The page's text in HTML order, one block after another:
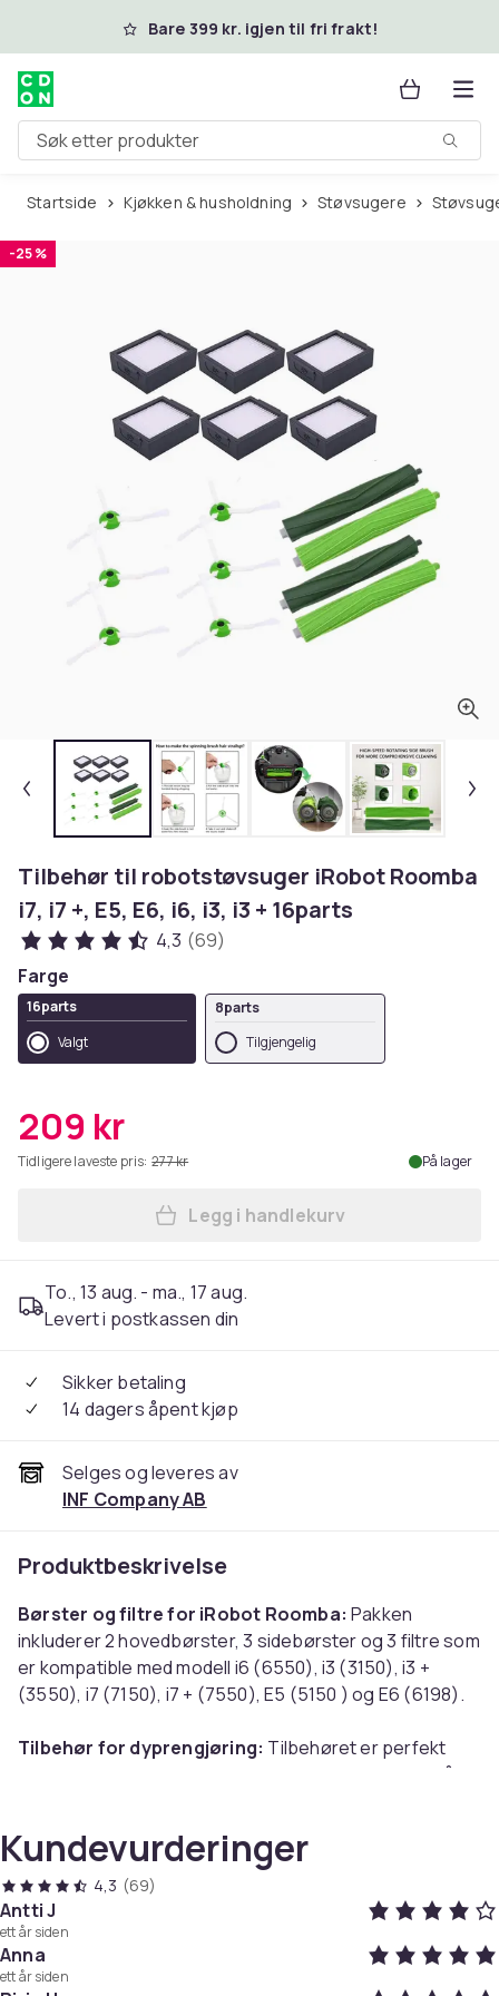
Hopp til hovedinnholdBare 399 kr. igjen til fri frakt!
Søk etter produkter
Startside Kjøkken & husholdning Støvsugere
-25 %
Tilbehør til robotstøvsuger iRobot Roomba
i7, i7 +, E5, E6, i6, i3, i3 + 16parts
4,3 (69)
Farge
16parts
Valgt
8parts
Tilgjengelig
209 kr
Tidligere laveste pris: 277 kr På lager
Legg Tilbehør til
Legg i handlekurv
To., 13 aug. - ma., 17 aug.
Levert i postkassen din
Sikker betaling
14 dagers åpent kjøp
Selges og leveres av
INF Company AB
Produktbeskrivelse
Børster og filtre for iRobot Roomba: Pakken
inkluderer 2 hovedbørster, 3 sidebørster og 3 filtre som
er kompatible med modell i6 (6550), i3 (3150), i3 +
(3550), i7 (7150), i7 + (7550), E5 (5150 ) og E6 (6198).
Tilbehør for dyprengjøring: Tilbehøret er perfekt
som erstatning for de gamle børstene og filtrene på
luftbårne allergier.
Rengjør regelmessig:
Det er anbefalt å engjøre
filtrene dine regelmessig og skifte ut tilbehøret etter
ca. 3 måneders bruk for å få maksimal effekt ut av
Roomba.
Kundevurderinger
4,3 (69)
Antti J
ett år siden
Anna
ett år siden